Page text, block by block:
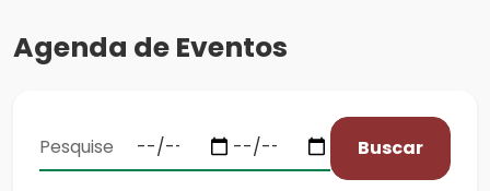
Agenda de Eventos
Buscar